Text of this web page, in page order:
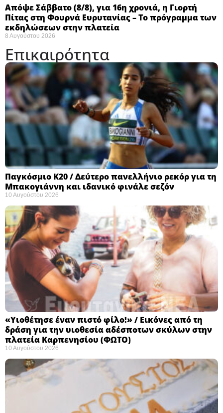
Απόψε Σάββατο (8/8), για 16η χρονιά, η Γιορτή
Πίτας στη Φουρνά Ευρυτανίας – Το πρόγραμμα των
εκδηλώσεων στην πλατεία
8 Αυγούστου 2026
Επικαιρότητα
Παγκόσμιο Κ20 / Δεύτερο πανελλήνιο ρεκόρ για τη
Μπακογιάννη και ιδανικό φινάλε σεζόν
10 Αυγούστου 2026
«Υιοθέτησε έναν πιστό φίλο!» / Εικόνες από τη
δράση για την υιοθεσία αδέσποτων σκύλων στην
πλατεία Καρπενησίου (ΦΩΤΟ)
10 Αυγούστου 2026